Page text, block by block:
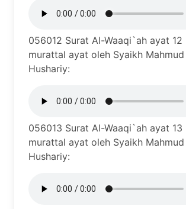
056012 Surat Al-Waaqi`ah ayat 12
murattal ayat oleh Syaikh Mahmud
Hushariy:
056013 Surat Al-Waaqi`ah ayat 13
murattal ayat oleh Syaikh Mahmud
Hushariy: